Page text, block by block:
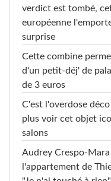
verdict est tombé,
européenne
surprise
Cette combine
d'un petit-déj' de
de 3 euros
C'est l'overdose
plus voir cet objet
salons
Audrey Crespo-
l'appartement de